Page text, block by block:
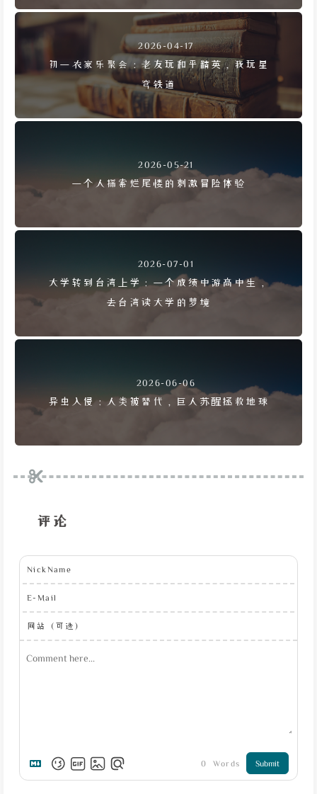
2026-04-17
初一农家乐聚会：老友玩和平精英，我玩星
穹铁道
2026-05-21
一个人探索烂尾楼的刺激冒险体验
2026-07-01
大学转到台湾上学：一个成绩中游高中生，
去台湾读大学的梦境
2026-06-06
异虫入侵：人类被替代，巨人苏醒拯救地球
评论
NickName
E-Mail
网站（可选）
0 Words Submit